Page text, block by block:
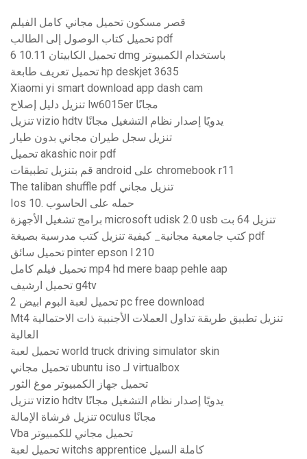
قصر مسكون تحميل مجاني كامل الفيلم
تحميل كتاب الوصول إلى الطالب pdf
تحميل الكابيتان 10.11 6 dmg باستخدام الكمبيوتر
تحميل تعريف طابعة hp deskjet 3635
Xiaomi yi smart download app dash cam
تنزيل دليل إصلاح lw6015er مجانًا
تنزيل vizio hdtv يدويًا إصدار نظام التشغيل مجانًا
تنزيل سجل طيران مجاني بدون طيار
تحميل akashic noir pdf
قم بتنزيل تطبيقات android على chromebook r11
The taliban shuffle pdf تنزيل مجاني
Ios 10. حمله على الحاسوب
برامج تشغيل الأجهزة microsoft udisk 2.0 usb تنزيل 64 بت
كتب جامعية مجانية_ كيفية تنزيل كتب مدرسية بصيغة pdf
تحميل سائق pinter epson l 210
تحميل فيلم كامل mp4 hd mere baap pehle aap
تحميل ارشيف g4tv
تحميل لعبة البوم ابيض 2 pc free download
Mt4 تنزيل تطبيق طريقة تداول العملات الأجنبية ذات الاحتمالية
العالية
تحميل لعبة world truck driving simulator skin
تحميل مجاني ubuntu iso لـ virtualbox
تحميل جهاز الكمبيوتر موغ الثور
تنزيل vizio hdtv يدويًا إصدار نظام التشغيل مجانًا
تنزيل فرشاة الإمالة oculus مجانًا
Vba تحميل مجاني للكمبيوتر
تحميل لعبة witchs apprentice كاملة السيل